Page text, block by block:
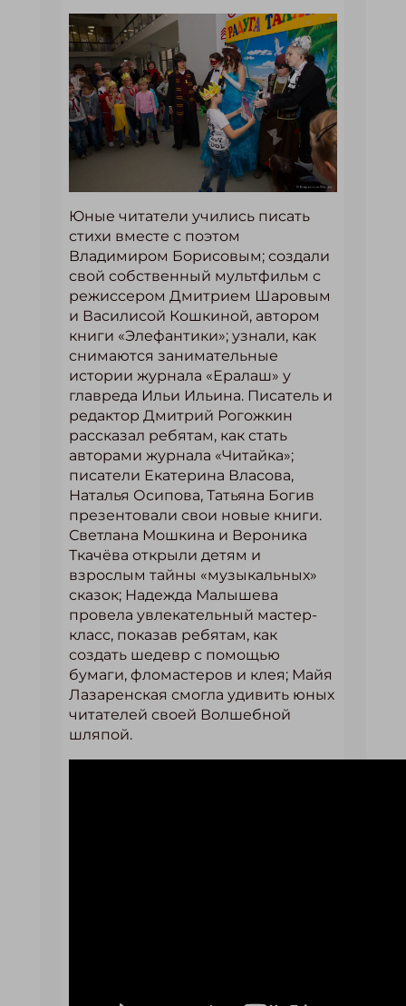
Юные читатели учились писать
стихи вместе с поэтом
Владимиром Борисовым; создали
свой собственный мультфильм с
режиссером Дмитрием Шаровым
и Василисой Кошкиной, автором
книги «Элефантики»; узнали, как
снимаются занимательные
истории журнала «Ералаш» у
главреда Ильи Ильина. Писатель и
редактор Дмитрий Рогожкин
рассказал ребятам, как стать
авторами журнала «Читайка»;
писатели Екатерина Власова,
Наталья Осипова, Татьяна Богив
презентовали свои новые книги.
Светлана Мошкина и Вероника
Ткачёва открыли детям и
взрослым тайны «музыкальных»
сказок; Надежда Малышева
провела увлекательный мастер-
класс, показав ребятам, как
создать шедевр с помощью
бумаги, фломастеров и клея; Майя
Лазаренская смогла удивить юных
читателей своей Волшебной
шляпой.